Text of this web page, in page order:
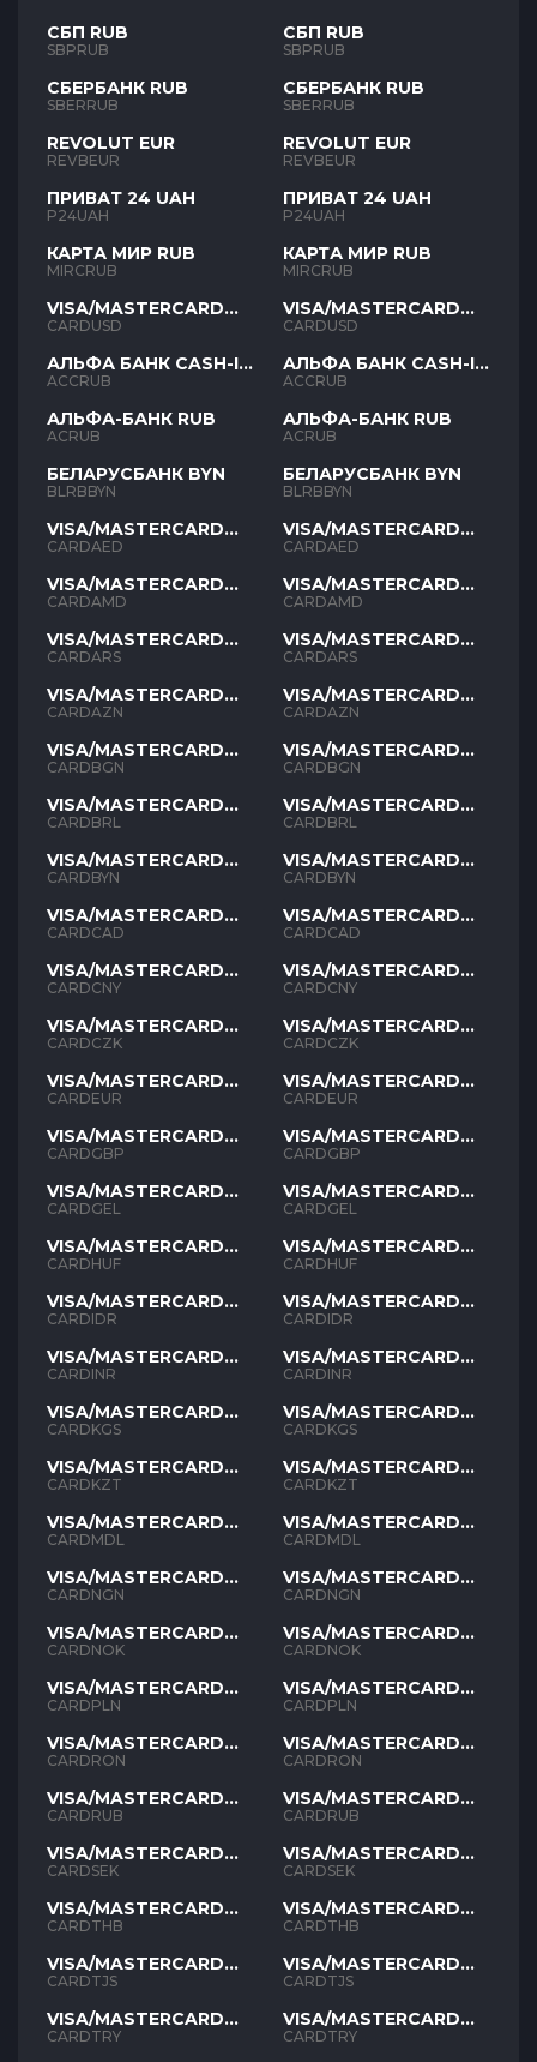
СБП RUB
SBPRUB
СБЕРБАНК RUB
SBERRUB
REVOLUT EUR
REVBEUR
ПРИВАТ 24 UAH
P24UAH
КАРТА МИР RUB
MIRCRUB
VISA/MASTERCARD
USD
CARDUSD
АЛЬФА БАНК CASH-IN
RUB
ACCRUB
АЛЬФА-БАНК RUB
ACRUB
БЕЛАРУСБАНК BYN
BLRBBYN
VISA/MASTERCARD
AED
CARDAED
VISA/MASTERCARD
AMD
CARDAMD
VISA/MASTERCARD
ARS
CARDARS
VISA/MASTERCARD
AZN
CARDAZN
VISA/MASTERCARD
BGN
CARDBGN
VISA/MASTERCARD
BRL
CARDBRL
VISA/MASTERCARD
BYN
CARDBYN
VISA/MASTERCARD
CAD
CARDCAD
VISA/MASTERCARD
CNY
CARDCNY
VISA/MASTERCARD
CZK
CARDCZK
VISA/MASTERCARD
EUR
CARDEUR
VISA/MASTERCARD
GBP
CARDGBP
VISA/MASTERCARD
GEL
CARDGEL
VISA/MASTERCARD
HUF
CARDHUF
VISA/MASTERCARD
IDR
CARDIDR
VISA/MASTERCARD
INR
CARDINR
VISA/MASTERCARD
KGS
CARDKGS
VISA/MASTERCARD
KZT
CARDKZT
VISA/MASTERCARD
MDL
CARDMDL
VISA/MASTERCARD
NGN
CARDNGN
VISA/MASTERCARD
NOK
CARDNOK
VISA/MASTERCARD
PLN
CARDPLN
VISA/MASTERCARD
RON
CARDRON
VISA/MASTERCARD
RUB
CARDRUB
VISA/MASTERCARD
SEK
CARDSEK
VISA/MASTERCARD
THB
CARDTHB
VISA/MASTERCARD
TJS
CARDTJS
VISA/MASTERCARD
TYR
CARDTRY
СБП RUB
SBPRUB
СБЕРБАНК RUB
SBERRUB
REVOLUT EUR
REVBEUR
ПРИВАТ 24 UAH
P24UAH
КАРТА МИР RUB
MIRCRUB
VISA/MASTERCARD
USD
CARDUSD
АЛЬФА БАНК CASH-IN
RUB
ACCRUB
АЛЬФА-БАНК RUB
ACRUB
БЕЛАРУСБАНК BYN
BLRBBYN
VISA/MASTERCARD
AED
CARDAED
VISA/MASTERCARD
AMD
CARDAMD
VISA/MASTERCARD
ARS
CARDARS
VISA/MASTERCARD
AZN
CARDAZN
VISA/MASTERCARD
BGN
CARDBGN
VISA/MASTERCARD
BRL
CARDBRL
VISA/MASTERCARD
BYN
CARDBYN
VISA/MASTERCARD
CAD
CARDCAD
VISA/MASTERCARD
CNY
CARDCNY
VISA/MASTERCARD
CZK
CARDCZK
VISA/MASTERCARD
EUR
CARDEUR
VISA/MASTERCARD
GBP
CARDGBP
VISA/MASTERCARD
GEL
CARDGEL
VISA/MASTERCARD
HUF
CARDHUF
VISA/MASTERCARD
IDR
CARDIDR
VISA/MASTERCARD
INR
CARDINR
VISA/MASTERCARD
KGS
CARDKGS
VISA/MASTERCARD
KZT
CARDKZT
VISA/MASTERCARD
MDL
CARDMDL
VISA/MASTERCARD
NGN
CARDNGN
VISA/MASTERCARD
NOK
CARDNOK
VISA/MASTERCARD
PLN
CARDPLN
VISA/MASTERCARD
RON
CARDRON
VISA/MASTERCARD
RUB
CARDRUB
VISA/MASTERCARD
SEK
CARDSEK
VISA/MASTERCARD
THB
CARDTHB
VISA/MASTERCARD
TJS
CARDTJS
VISA/MASTERCARD
TYR
CARDTRY